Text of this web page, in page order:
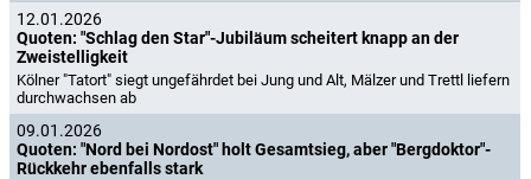
12.01.2026
Quoten: "Schlag den Star"-Jubiläum scheitert knapp an der
Zweistelligkeit
Kölner "Tatort" siegt ungefährdet bei Jung und Alt, Mälzer und Trettl liefern
durchwachsen ab
09.01.2026
Quoten: "Nord bei Nordost" holt Gesamtsieg, aber "Bergdoktor"-
Rückkehr ebenfalls stark